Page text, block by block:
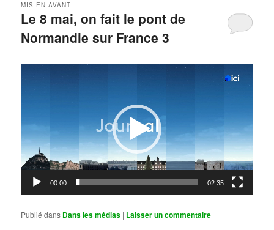
Le 8 mai, on fait le pont de
Normandie sur France 3
MIS EN AVANT
00:00 02:35
Publié dans Dans les médias | Laisser un commentaire